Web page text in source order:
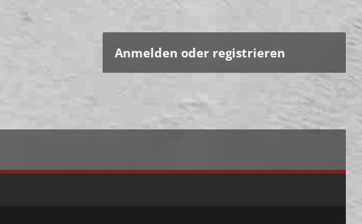
Anmelden oder registrieren